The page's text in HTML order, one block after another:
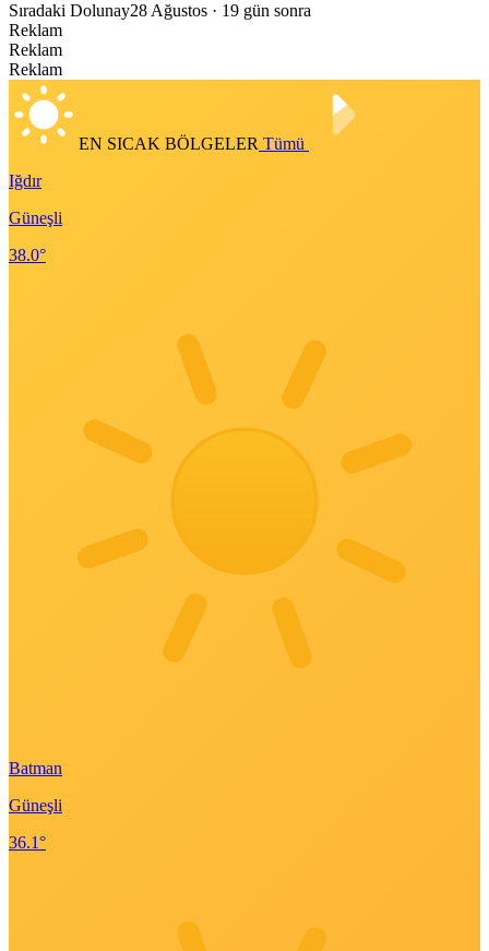
Sıradaki Dolunay28 Ağustos · 19 gün sonra
Reklam
Reklam
Reklam
EN SICAK BÖLGELER Tümü
Iğdır
Güneşli
38.0°
Batman
Güneşli
36.1°